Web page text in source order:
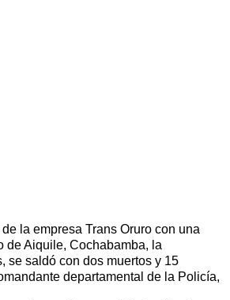
la empresa Trans Oruro con una
de Aiquile, Cochabamba, la
se saldó con dos muertos y 15
departamental de la Policía,